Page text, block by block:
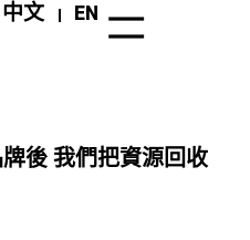
中文 EN
後 我們把資源回收